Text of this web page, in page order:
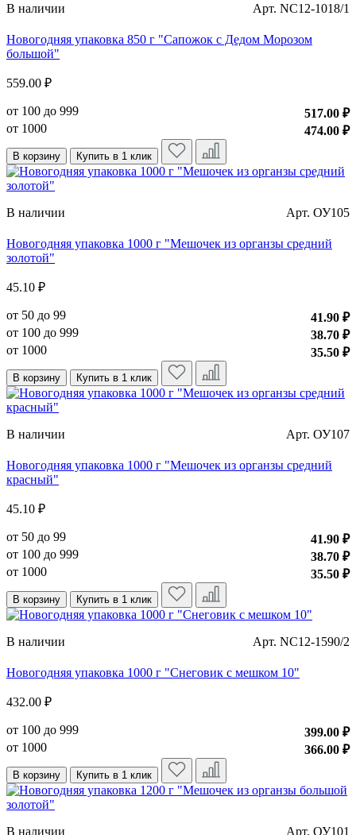
В наличии Арт. NC12-1018/1
Новогодняя упаковка 850 г "Сапожок с Дедом Морозом
большой"
559.00 ₽
от 100 до 999
517.00 ₽
от 1000
474.00 ₽
В корзину Купить в 1 клик
В наличии Арт. ОУ105
Новогодняя упаковка 1000 г "Мешочек из органзы средний
золотой"
45.10 ₽
от 50 до 99
41.90 ₽
от 100 до 999
38.70 ₽
от 1000
35.50 ₽
В корзину Купить в 1 клик
В наличии Арт. ОУ107
Новогодняя упаковка 1000 г "Мешочек из органзы средний
красный"
45.10 ₽
от 50 до 99
41.90 ₽
от 100 до 999
38.70 ₽
от 1000
35.50 ₽
В корзину Купить в 1 клик
В наличии Арт. NC12-1590/2
Новогодняя упаковка 1000 г "Снеговик с мешком 10"
432.00 ₽
от 100 до 999
399.00 ₽
от 1000
366.00 ₽
В корзину Купить в 1 клик
В наличии Арт. ОУ101